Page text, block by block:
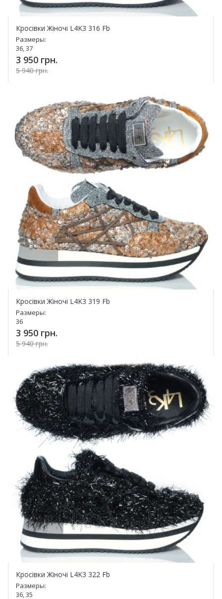
Кросівки Жіночі L4K3 316 Fb
Размеры:
36, 37
3 950 грн.
5 940 грн.
Кросівки Жіночі L4K3 319 Fb
Размеры:
36
3 950 грн.
5 940 грн.
Купить!
Кросівки Жіночі L4K3 322 Fb
Размеры:
36, 35